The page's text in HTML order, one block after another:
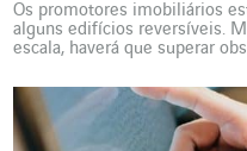
Os promotores imobiliários
alguns edifícios reversíveis.
escala, haverá que superar
2024 em Paris, cerca de
conjunto habitacional de
do rio Sena. […]